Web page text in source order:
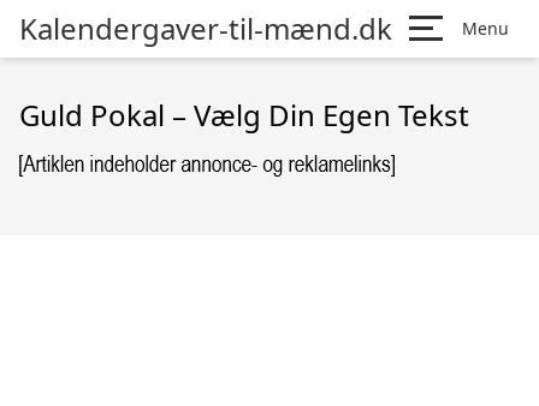
Kalendergaver-til-mænd.dk Menu
Guld Pokal – Vælg Din Egen Tekst